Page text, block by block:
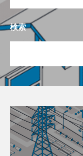
検索